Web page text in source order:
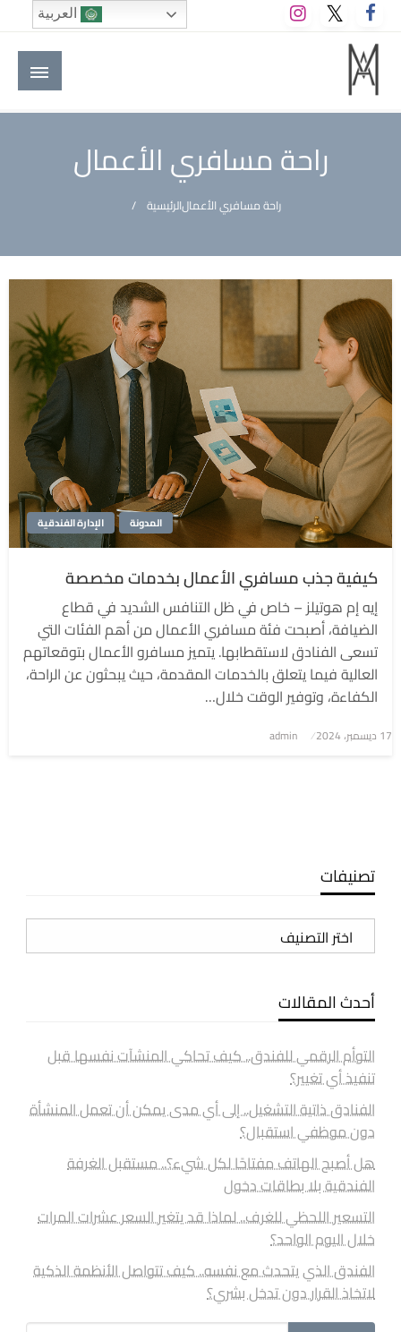
التخطي
إلى
المحتوى
M A hotels | إم ايه هوتيلز
الموقع الأول للعاملين في الفنادق في العالم العربي
راحة مسافري الأعمال
الرئيسيةراحة مسافري الأعمال
الإدارة الفندقية المدونة
كيفية جذب مسافري الأعمال بخدمات مخصصة
إيه إم هوتيلز – خاص في ظل التنافس الشديد في قطاع
الضيافة، أصبحت فئة مسافري الأعمال من أهم الفئات التي
تسعى الفنادق لاستقطابها. يتميز مسافرو الأعمال بتوقعاتهم
العالية فيما يتعلق بالخدمات المقدمة، حيث يبحثون عن الراحة،
الكفاءة، وتوفير الوقت خلال…
نُشر
17 ديسمبر، 2024 admin
تصنيفات
تصنيفات
أحدث المقالات
التوأم الرقمي للفندق.. كيف تحاكي المنشآت نفسها قبل
تنفيذ أي تغيير؟
الفنادق ذاتية التشغيل.. إلى أي مدى يمكن أن تعمل المنشأة
دون موظفي استقبال؟
هل أصبح الهاتف مفتاحًا لكل شيء؟.. مستقبل الغرفة
الفندقية بلا بطاقات دخول
التسعير اللحظي للغرف.. لماذا قد يتغير السعر عشرات المرات
خلال اليوم الواحد؟
الفندق الذي يتحدث مع نفسه.. كيف تتواصل الأنظمة الذكية
لاتخاذ القرار دون تدخل بشري؟
العربية